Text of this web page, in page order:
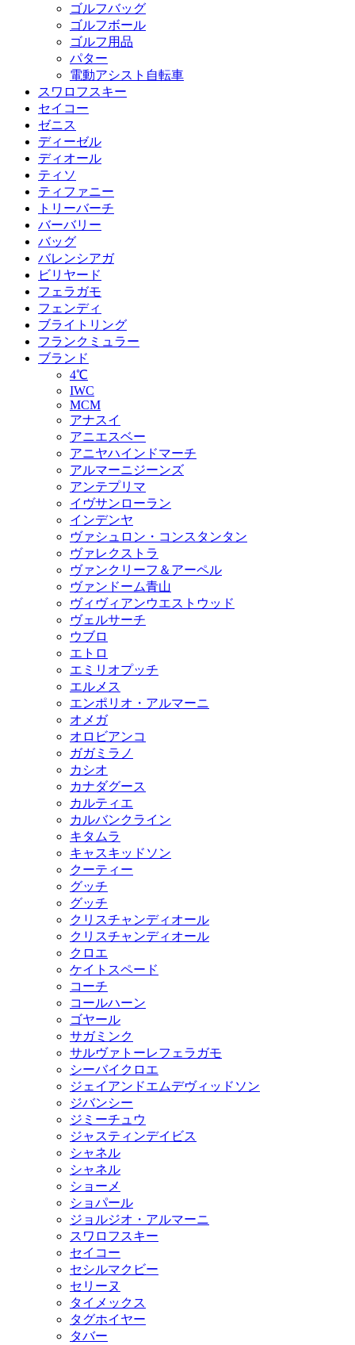
ゴルフバッグ
ゴルフボール
ゴルフ用品
パター
電動アシスト自転車
スワロフスキー
セイコー
ゼニス
ディーゼル
ディオール
ティソ
ティファニー
トリーバーチ
バーバリー
バッグ
バレンシアガ
ビリヤード
フェラガモ
フェンディ
ブライトリング
フランクミュラー
ブランド
4℃
IWC
MCM
アナスイ
アニエスベー
アニヤハインドマーチ
アルマーニジーンズ
アンテプリマ
イヴサンローラン
インデンヤ
ヴァシュロン・コンスタンタン
ヴァレクストラ
ヴァンクリーフ＆アーペル
ヴァンドーム青山
ヴィヴィアンウエストウッド
ヴェルサーチ
ウブロ
エトロ
エミリオプッチ
エルメス
エンポリオ・アルマーニ
オメガ
オロビアンコ
ガガミラノ
カシオ
カナダグース
カルティエ
カルバンクライン
キタムラ
キャスキッドソン
クーティー
グッチ
グッチ
クリスチャンディオール
クリスチャンディオール
クロエ
ケイトスペード
コーチ
コールハーン
ゴヤール
サガミンク
サルヴァトーレフェラガモ
シーバイクロエ
ジェイアンドエムデヴィッドソン
ジバンシー
ジミーチュウ
ジャスティンデイビス
シャネル
シャネル
ショーメ
ショパール
ジョルジオ・アルマーニ
スワロフスキー
セイコー
セシルマクビー
セリーヌ
タイメックス
タグホイヤー
タバー